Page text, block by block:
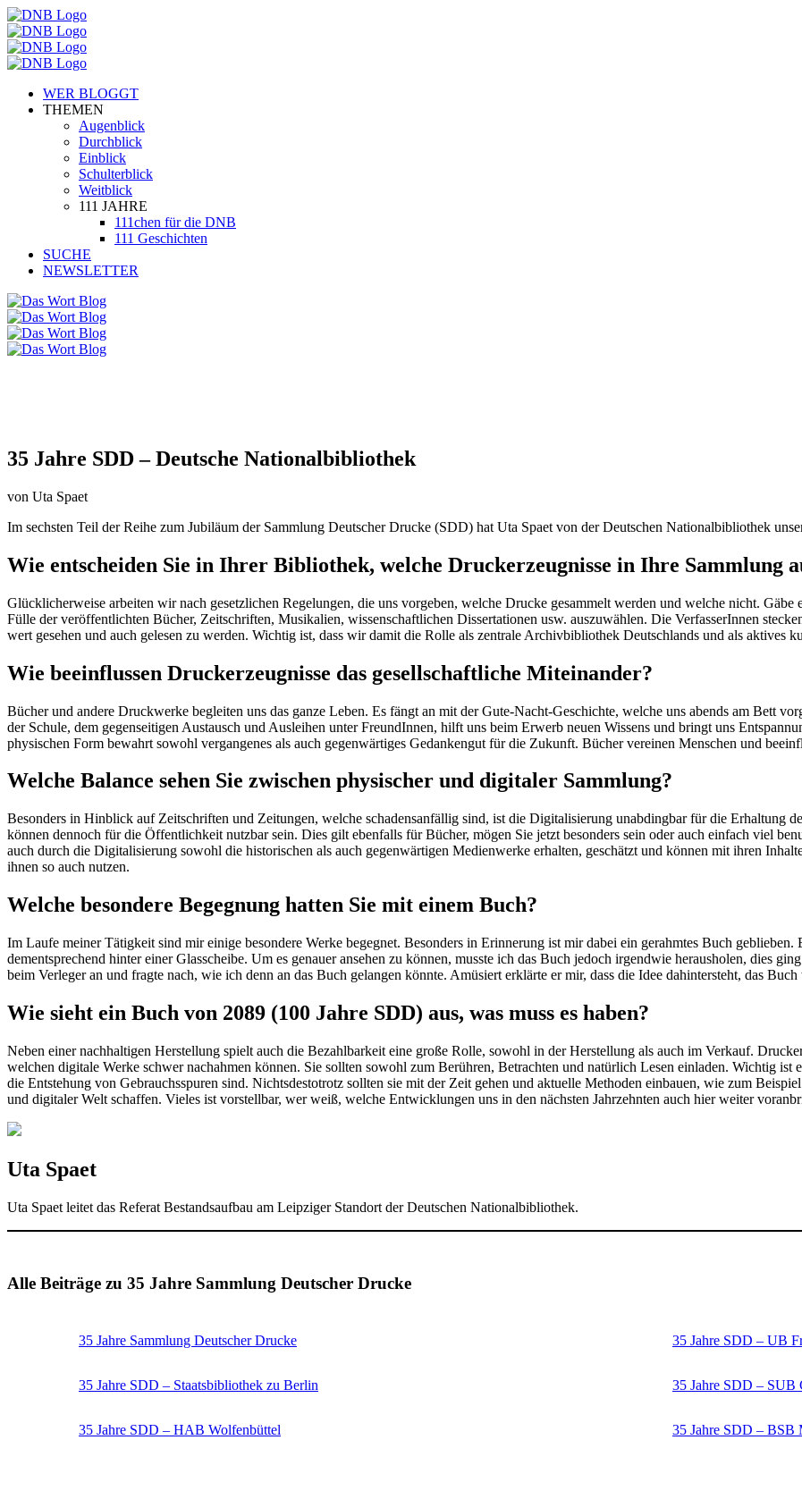
WER BLOGGT
THEMEN
Augenblick
Durchblick
Einblick
Schulterblick
Weitblick
111 JAHRE
111chen für die DNB
111 Geschichten
SUCHE
NEWSLETTER
35 Jahre SDD – Deutsche Nationalbibliothek
von Uta Spaet
Im sechsten Teil der Reihe zum Jubiläum der Sammlung Deutscher Drucke (SDD) hat Uta Spaet von der Deutschen Nationalbibliothek
Wie entscheiden Sie in Ihrer Bibliothek, welche Druckerzeugnisse in Ihre Sammlung
Glücklicherweise arbeiten wir nach gesetzlichen Regelungen, die uns vorgeben, welche Drucke gesammelt werden und welche nicht.
Fülle der veröffentlichten Bücher, Zeitschriften, Musikalien, wissenschaftlichen Dissertationen usw. auszuwählen. Die VerfasserInnen
wert gesehen und auch gelesen zu werden. Wichtig ist, dass wir damit die Rolle als zentrale Archivbibliothek Deutschlands und als aktives
Wie beeinflussen Druckerzeugnisse das gesellschaftliche Miteinander?
Bücher und andere Druckwerke begleiten uns das ganze Leben. Es fängt an mit der Gute-Nacht-Geschichte, welche uns abends am Bett
der Schule, dem gegenseitigen Austausch und Ausleihen unter FreundInnen, hilft uns beim Erwerb neuen Wissens und bringt uns
physischen Form bewahrt sowohl vergangenes als auch gegenwärtiges Gedankengut für die Zukunft. Bücher vereinen Menschen und
Welche Balance sehen Sie zwischen physischer und digitaler Sammlung?
Besonders in Hinblick auf Zeitschriften und Zeitungen, welche schadensanfällig sind, ist die Digitalisierung unabdingbar für die Erhaltung
können dennoch für die Öffentlichkeit nutzbar sein. Dies gilt ebenfalls für Bücher, mögen Sie jetzt besonders sein oder auch einfach viel
auch durch die Digitalisierung sowohl die historischen als auch gegenwärtigen Medienwerke erhalten, geschätzt und können mit ihren
ihnen so auch nutzen.
Welche besondere Begegnung hatten Sie mit einem Buch?
Im Laufe meiner Tätigkeit sind mir einige besondere Werke begegnet. Besonders in Erinnerung ist mir dabei ein gerahmtes Buch
dementsprechend hinter einer Glasscheibe. Um es genauer ansehen zu können, musste ich das Buch jedoch irgendwie herausholen, dies
beim Verleger an und fragte nach, wie ich denn an das Buch gelangen könnte. Amüsiert erklärte er mir, dass die Idee dahintersteht, das
Wie sieht ein Buch von 2089 (100 Jahre SDD) aus, was muss es haben?
Neben einer nachhaltigen Herstellung spielt auch die Bezahlbarkeit eine große Rolle, sowohl in der Herstellung als auch im Verkauf.
welchen digitale Werke schwer nachahmen können. Sie sollten sowohl zum Berühren, Betrachten und natürlich Lesen einladen. Wichtig ist
die Entstehung von Gebrauchsspuren sind. Nichtsdestotrotz sollten sie mit der Zeit gehen und aktuelle Methoden einbauen, wie zum
und digitaler Welt schaffen. Vieles ist vorstellbar, wer weiß, welche Entwicklungen uns in den nächsten Jahrzehnten auch hier weiter
Uta Spaet
Uta Spaet leitet das Referat Bestandsaufbau am Leipziger Standort der Deutschen Nationalbibliothek.
Alle Beiträge zu 35 Jahre Sammlung Deutscher Drucke
35 Jahre Sammlung Deutscher Drucke 35 Jahre SDD – UB
35 Jahre SDD – Staatsbibliothek zu Berlin 35 Jahre SDD – SUB
35 Jahre SDD – HAB Wolfenbüttel 35 Jahre SDD – BSB